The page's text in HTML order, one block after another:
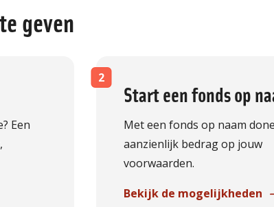
geven
Een
Start een fonds op
Met een fonds op naam
aanzienlijk bedrag op jouw
voorwaarden.
Bekijk de mogelijkheden